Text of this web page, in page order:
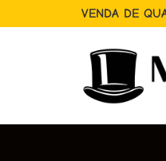
VENDA DE